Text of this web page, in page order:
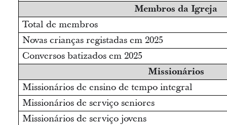
Membros da Igreja
Total de membros
Novas crianças registadas em 2025
Conversos batizados em 2025
Missionários
Missionários de ensino de tempo integral
Missionários de serviço seniores
Missionários de serviço jovens